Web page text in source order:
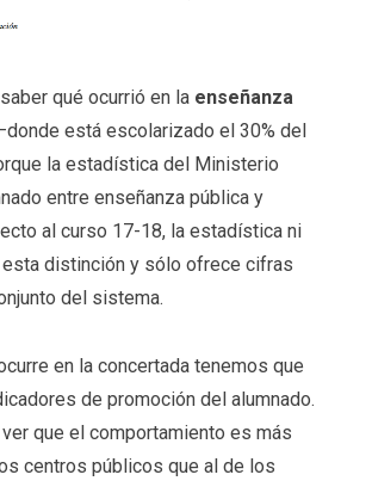
qué ocurrió en la enseñanza
está escolarizado el 30% del
la estadística del Ministerio
entre enseñanza pública y
al curso 17-18, la estadística ni
esta distinción y sólo ofrece cifras
del sistema.
en la concertada tenemos que
de promoción del alumnado.
que el comportamiento es más
centros públicos que al de los